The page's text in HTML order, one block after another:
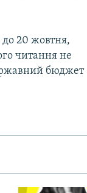
20 жовтня,
читання не
бюджет